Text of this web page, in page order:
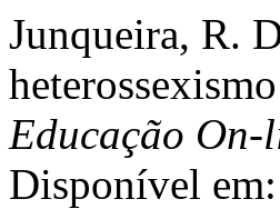
Junqueira, R.
Educação On-
Disponível